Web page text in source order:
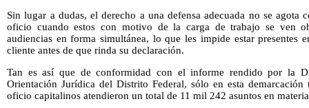
Sin lugar a dudas, el derecho a una defensa adecuada no se agota
oficio cuando estos con motivo de la carga de trabajo se ven
audiencias en forma simultánea, lo que les impide estar presentes
cliente antes de que rinda su declaración.
Tan es así que de conformidad con el informe rendido por la
Orientación Jurídica del Distrito Federal, sólo en esta
oficio capitalinos atendieron un total de 11 mil 242 asuntos en